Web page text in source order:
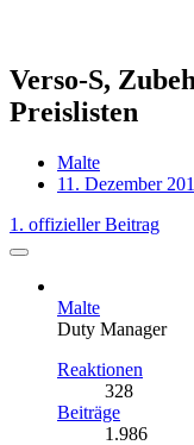
Verso-S,
Preislisten
Malte
11. Dezember
1. offizieller Beitrag
Malte
Duty Manager
Reaktionen
328
Beiträge
1.986